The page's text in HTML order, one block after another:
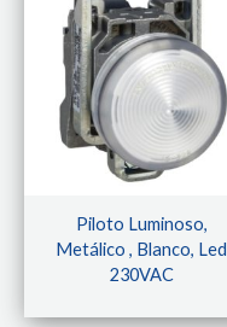
Piloto Luminoso,
Metálico , Blanco, Led
230VAC